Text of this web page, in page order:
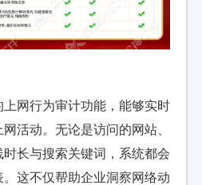
网行为审计功能，能够实时
活动。无论是访问的网站、
长与搜索关键词，系统都会
这不仅帮助企业洞察网络动